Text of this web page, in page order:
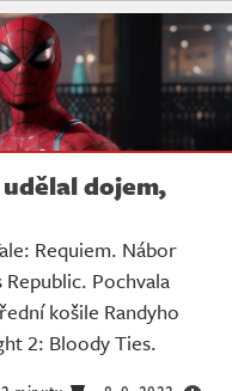
dojem,
Requiem. Nábor
Pochvala
košile Randyho
2: Bloody Ties.